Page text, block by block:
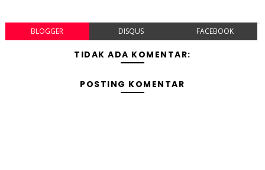
BLOGGER DISQUS FACEBOOK
TIDAK ADA KOMENTAR:
POSTING KOMENTAR